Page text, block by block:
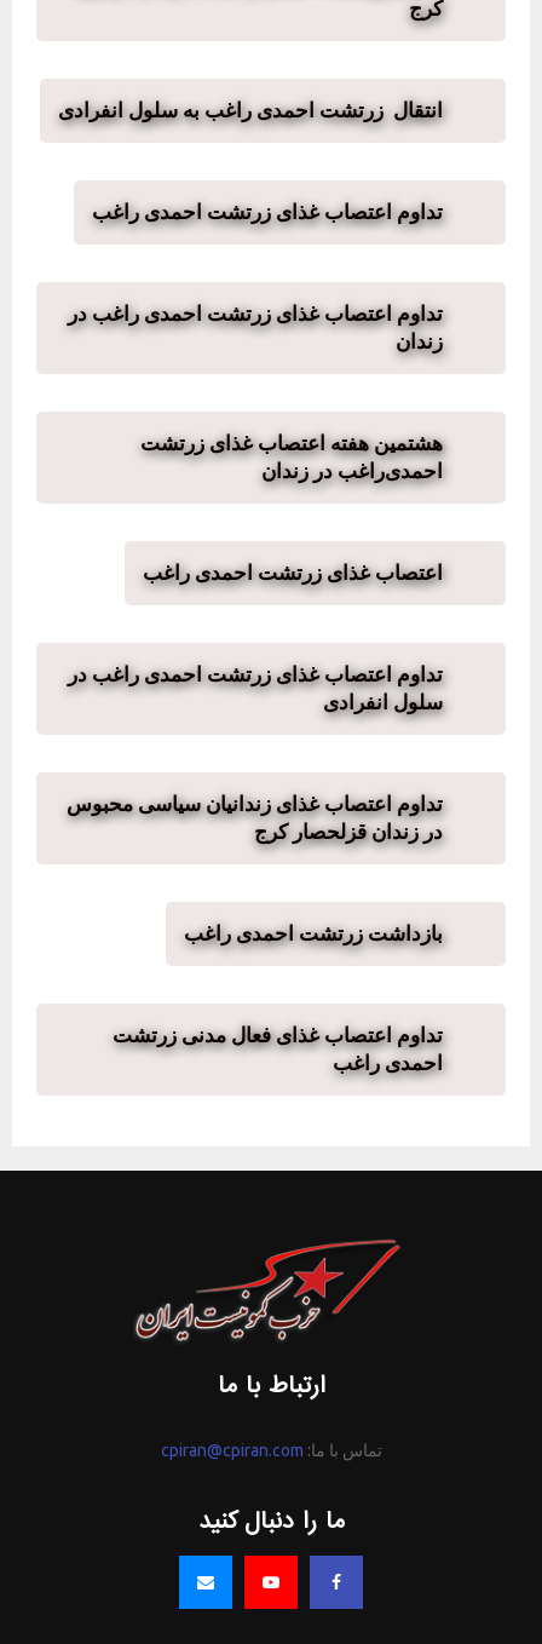
کرج
انتقال زرتشت احمدی راغب به سلول انفرادی
تداوم اعتصاب غذای زرتشت احمدی راغب
تداوم اعتصاب غذای زرتشت احمدی راغب در
زندان
هشتمین هفته اعتصاب غذای زرتشت
احمدی‌راغب در زندان
اعتصاب غذای زرتشت احمدی راغب
تداوم اعتصاب غذای زرتشت احمدی راغب در
سلول انفرادی
تداوم اعتصاب غذای زندانیان سیاسی محبوس
در زندان قزلحصار کرج
بازداشت زرتشت احمدی راغب
تداوم اعتصاب غذای فعال مدنی زرتشت
احمدی راغب
ارتباط با ما
تماس با ما: cpiran@cpiran.com
ما را دنبال کنید